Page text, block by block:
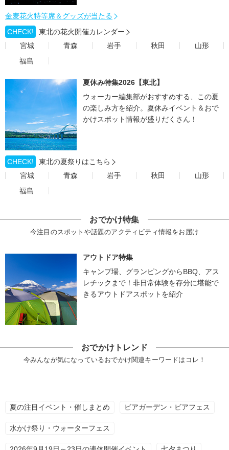
金麦花火特等席＆グッズが当たる
CHECK!
東北の花火開催カレンダー
宮城
青森 岩手 秋田
山形
福島
夏休み特集2026【東北】
ウォーカー編集部がおすすめする、この夏
の楽しみ方を紹介。夏休みイベント＆おで
かけスポット情報が盛りだくさん！
CHECK!
東北の夏祭りはこちら
宮城
青森 岩手 秋田
山形
福島
おでかけ特集
今注目のスポットや話題のアクティビティ情報をお届け
アウトドア特集
キャンプ場、グランピングからBBQ、アス
レチックまで！非日常体験を存分に堪能で
きるアウトドアスポットを紹介
おでかけトレンド
今みんなが気になっているおでかけ関連キーワードはコレ！
夏の注目イベント・催しまとめ ビアガーデン・ビアフェス
水かけ祭り・ウォーターフェス